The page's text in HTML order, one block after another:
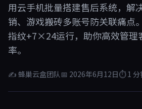
用云手机批量搭建售后系统，解
销、游戏搬砖多账号防关联痛点
指纹+7×24运行，助你高效管理
率。
✍ 蜂巢云盒团队📅 2026年6月12日⏱ 1 分